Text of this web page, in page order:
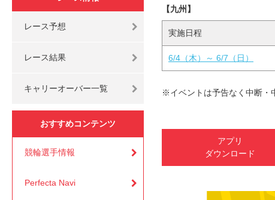
レース予想
レース結果
キャリーオーバー一覧
おすすめコンテンツ
競輪選手情報
Perfecta Navi
【九州】
実施日程
6/4（木）～ 6/7（日）
※イベントは予告なく中断・
アプリ
ダウンロード